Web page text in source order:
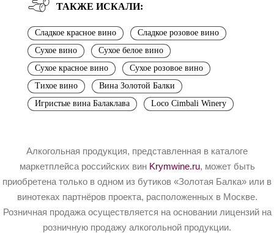
ТАКЖЕ ИСКАЛИ:
Сладкое красное вино
Сладкое розовое вино
Сухое вино
Сухое белое вино
Сухое красное вино
Сухое розовое вино
Тихое вино
Вина Золотой Балки
Игристые вина Балаклава
Loco Cimbali Winery
Алкогольная продукция, представленная в каталоге
маркетплейса российских вин Krymwine.ru, может быть
приобретена только в одном из бутиков «Золотая Балка» или в
винотеках партнёров проекта, расположенных в Москве.
Розничная продажа осуществляется на основании лицензий на
розничную продажу алкогольной продукции.